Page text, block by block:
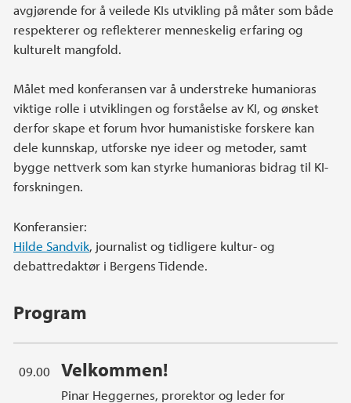
avgjørende for å veilede KIs utvikling på måter som både
respekterer og reflekterer menneskelig erfaring og
kulturelt mangfold.
Målet med konferansen var å understreke humanioras
viktige rolle i utviklingen og forståelse av KI, og ønsket
derfor skape et forum hvor humanistiske forskere kan
dele kunnskap, utforske nye ideer og metoder, samt
bygge nettverk som kan styrke humanioras bidrag til KI-
forskningen.
Konferansier:
Hilde Sandvik, journalist og tidligere kultur- og
debattredaktør i Bergens Tidende.
Program
09.00 Velkommen!
Pinar Heggernes, prorektor og leder for